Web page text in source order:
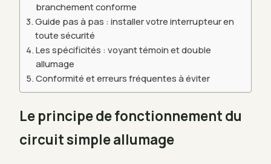
branchement conforme
Guide pas à pas : installer votre interrupteur en
toute sécurité
Les spécificités : voyant témoin et double
allumage
Conformité et erreurs fréquentes à éviter
Le principe de fonctionnement du
circuit simple allumage